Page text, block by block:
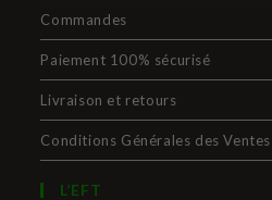
Commandes
Paiement 100% sécurisé
Livraison et retours
Conditions Générales des Ventes
L’EFT